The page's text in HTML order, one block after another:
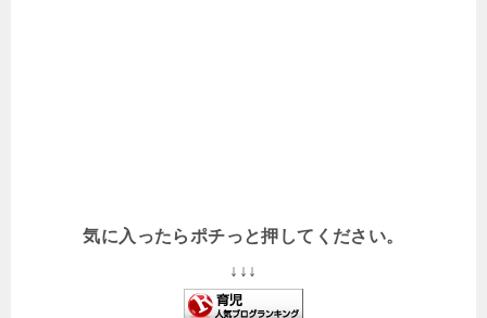
気に入ったらポチっと押してください。
↓↓↓